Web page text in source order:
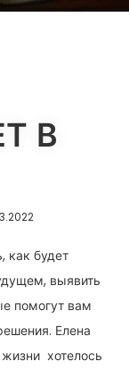
В
как будет
выявить
помогут вам
Елена
хотелось